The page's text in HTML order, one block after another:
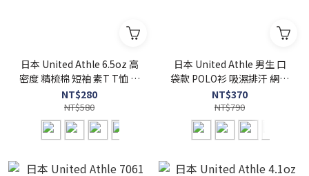
日本 United Athle 6.5oz 高
密度 精梳棉 短袖 素T T恤 男
女適穿 - UA1100
NT$280
NT$580
日本 United Athle 男生 口
袋款 POLO衫 吸濕排汗 網眼
絲綢觸感 4.7oz - UA2021
NT$370
NT$790